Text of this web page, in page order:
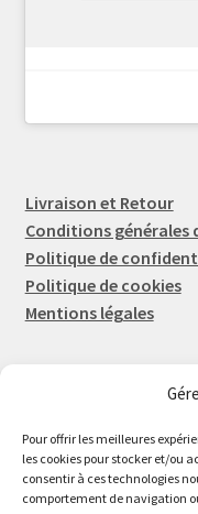
Pour offrir les meilleures
les cookies pour stocker et/ou
consentir à ces technologies
comportement de navigation
Livraison et Retour
Conditions générales
Politique de
Politique de cookies
Mentions légales
Eric FORTIER EI
16 Rue de l'Espérance
14600 Honfleur